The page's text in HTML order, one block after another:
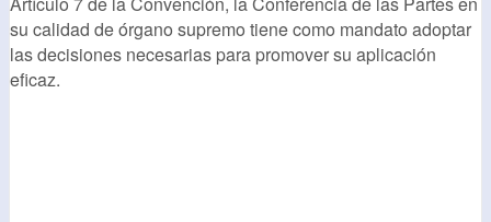
su calidad de órgano supremo tiene como mandato adoptar
las decisiones necesarias para promover su aplicación
eficaz.